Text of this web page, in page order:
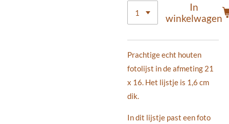
In
winkelwagen
Prachtige echt houten
fotolijst in de afmeting 21
x 16. Het lijstje is 1,6 cm
dik.
In dit lijstje past een foto